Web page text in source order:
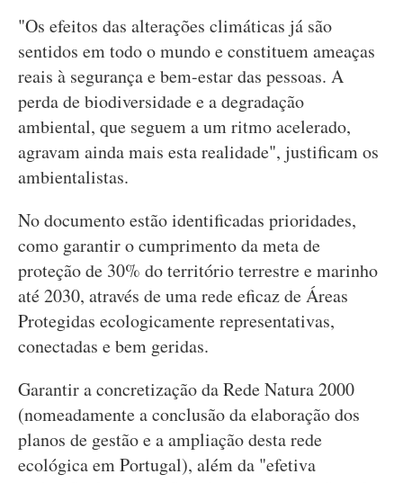
"Os efeitos das alterações climáticas já são
sentidos em todo o mundo e constituem ameaças
reais à segurança e bem-estar das pessoas. A
perda de biodiversidade e a degradação
ambiental, que seguem a um ritmo acelerado,
agravam ainda mais esta realidade", justificam os
ambientalistas.
No documento estão identificadas prioridades,
como garantir o cumprimento da meta de
proteção de 30% do território terrestre e marinho
até 2030, através de uma rede eficaz de Áreas
Protegidas ecologicamente representativas,
conectadas e bem geridas.
Garantir a concretização da Rede Natura 2000
(nomeadamente a conclusão da elaboração dos
planos de gestão e a ampliação desta rede
ecológica em Portugal), além da "efetiva